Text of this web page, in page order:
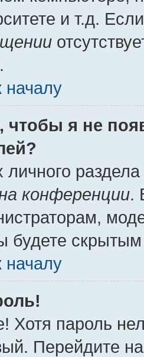
и т.д.
началу
чтобы я не
личного
конференции.
будете
началу
Хотя пароль
Перейдите